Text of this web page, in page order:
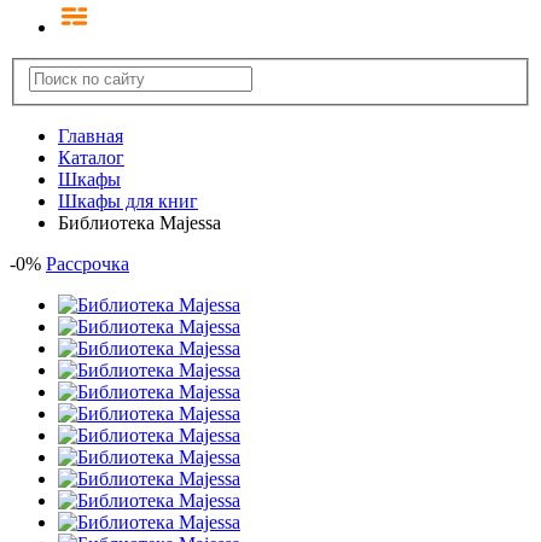
Главная
Каталог
Шкафы
Шкафы для книг
Библиотека Majessa
-0% Рассрочка